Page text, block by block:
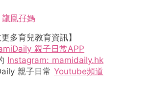
龍鳯孖媽
多育兒教育資訊】
親子日常APP
Instagram: mamidaily.hk
親子日常 Youtube頻道